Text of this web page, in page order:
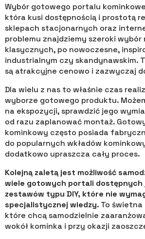
Wybór gotowego portalu
która kusi dostępnością i prostotą
sklepach stacjonarnych oraz
problemu znajdziemy szeroki wybór
klasycznych, po nowoczesne,
industrialnym czy skandynawskim.
są atrakcyjne cenowo i zazwyczaj
Dla wielu z nas to właśnie czas
wyborze gotowego produktu.
na ekspozycji, sprawdzić jego
od razu zaplanować montaż.
kominkowy często posiada
do popularnych wkładów
dodatkowo upraszcza cały proces.
Kolejną zaletą jest możliwość
wiele gotowych portali dostępnych
zestawów typu DIY, które nie
specjalistycznej wiedzy. To
które chcą samodzielnie
wokół kominka i przy okazji